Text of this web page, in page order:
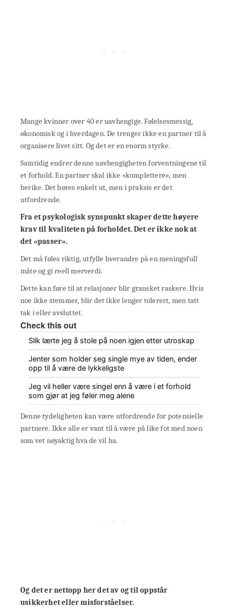
Mange kvinner over 40 er uavhengige. Følelsesmessig,
økonomisk og i hverdagen. De trenger ikke en partner til å
organisere livet sitt. Og det er en enorm styrke.
Samtidig endrer denne uavhengigheten forventningene til
et forhold. En partner skal ikke «komplettere», men
berike. Det høres enkelt ut, men i praksis er det
utfordrende.
Fra et psykologisk synspunkt skaper dette høyere
krav til kvaliteten på forholdet. Det er ikke nok at
det «passer».
Det må føles riktig, utfylle hverandre på en meningsfull
måte og gi reell merverdi.
Dette kan føre til at relasjoner blir gransket raskere. Hvis
noe ikke stemmer, blir det ikke lenger tolerert, men tatt
tak i eller avsluttet.
Check this out
Slik lærte jeg å stole på noen igjen etter utroskap
Jenter som holder seg single mye av tiden, ender
opp til å være de lykkeligste
Jeg vil heller være singel enn å være i et forhold
som gjør at jeg føler meg alene
Denne tydeligheten kan være utfordrende for potensielle
partnere. Ikke alle er vant til å være på like fot med noen
som vet nøyaktig hva de vil ha.
Og det er nettopp her det av og til oppstår
usikkerhet eller misforståelser.